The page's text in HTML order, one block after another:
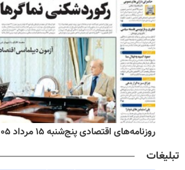
روزنامه‌های اقتصادی پنج‌شنبه ۱۵ مرداد ۱۴۰۵
تبلیغات